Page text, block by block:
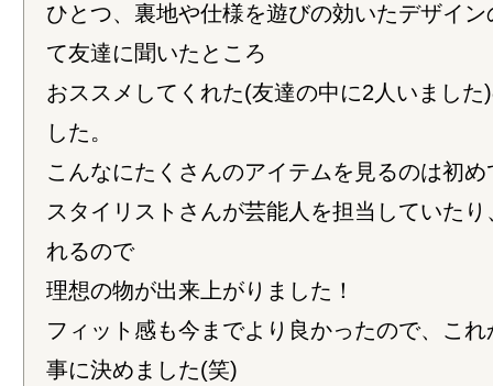
ひとつ、裏地や仕様を遊びの効いたデザイ
て友達に聞いたところ
おススメしてくれた(友達の中に2人いました
した。
こんなにたくさんのアイテムを見るのは初
スタイリストさんが芸能人を担当していた
れるので
理想の物が出来上がりました！
フィット感も今までより良かったので、こ
事に決めました(笑)